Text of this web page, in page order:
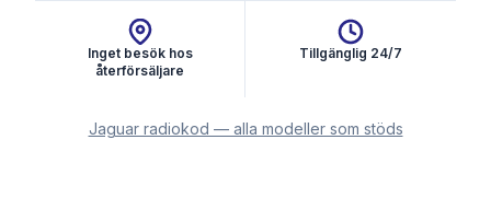
Inget besök hos
återförsäljare
Tillgänglig 24/7
Jaguar radiokod — alla modeller som stöds